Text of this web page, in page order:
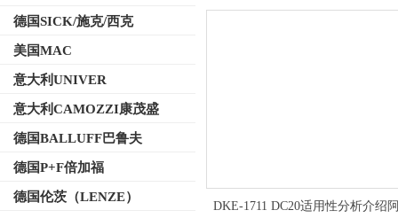
德国SICK/施克/西克
美国MAC
意大利UNIVER
意大利CAMOZZI康茂盛
德国BALLUFF巴鲁夫
德国P+F倍加福
德国伦茨（LENZE）
DKE-1711 DC20适用性分析介绍